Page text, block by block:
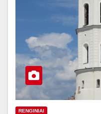
RENGINIAI